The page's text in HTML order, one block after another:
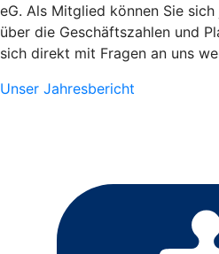
eG. Als Mitglied können Sie
über die Geschäftszahlen und
sich direkt mit Fragen an uns
Unser Jahresbericht